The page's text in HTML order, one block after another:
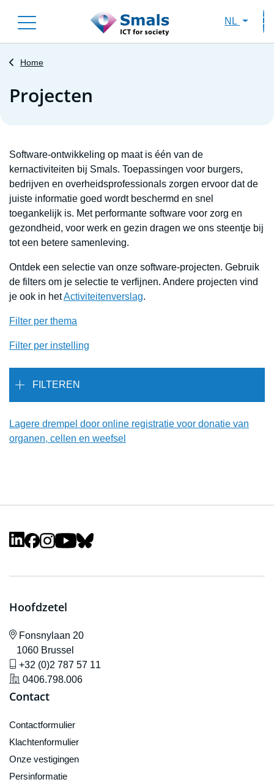
to
main
NL
Home
Projecten
Software-ontwikkeling op maat is één van de
kernactiviteiten bij Smals. Toepassingen voor burgers,
bedrijven en overheidsprofessionals zorgen ervoor dat de
juiste informatie goed wordt beschermd en snel
toegankelijk is. Met performante software voor zorg en
gezondheid, voor werk en gezin dragen we ons steentje bij
tot een betere samenleving.
Ontdek een selectie van onze software-projecten. Gebruik
de filters om je selectie te verfijnen. Andere projecten vind
je ook in hetActiviteitenverslag.
Filter per thema
Filter per instelling
FILTEREN
Lagere drempel door online registratie voor donatie van
organen, cellen en weefsel
Hoofdzetel
icône de localisation
Fonsnylaan 20
1060 Brussel
icône de gsm
+32 (0)2 787 57 11
icône de localisation
0406.798.006
Contact
Contactformulier
Klachtenformulier
Onze vestigingen
Persinformatie